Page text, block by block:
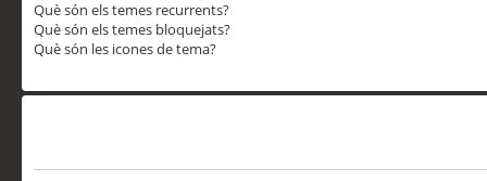
Què són els temes recurrents?
Què són els temes bloquejats?
Què són les icones de tema?